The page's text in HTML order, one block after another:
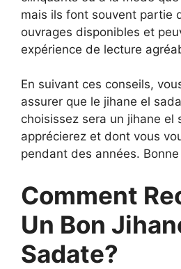
mais ils font souvent partie
ouvrages disponibles et
expérience de lecture
En suivant ces conseils,
assurer que le jihane el
choisissez sera un jihane el
apprécierez et dont vous
pendant des années.
Comment
Un Bon
Sadate?